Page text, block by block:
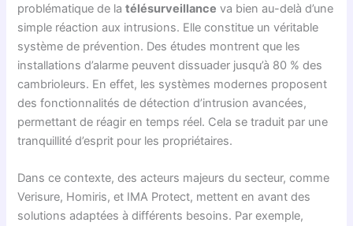
problématique de latélésurveillance va bien au-delà d’une
simple réaction aux intrusions. Elle constitue un véritable
système de prévention. Des études montrent que les
installations d’alarme peuvent dissuader jusqu’à 80 % des
cambrioleurs. En effet, les systèmes modernes proposent
des fonctionnalités de détection d’intrusion avancées,
permettant de réagir en temps réel. Cela se traduit par une
tranquillité d’esprit pour les propriétaires.
Dans ce contexte, des acteurs majeurs du secteur, comme
Verisure, Homiris, et IMA Protect, mettent en avant des
solutions adaptées à différents besoins. Par exemple,